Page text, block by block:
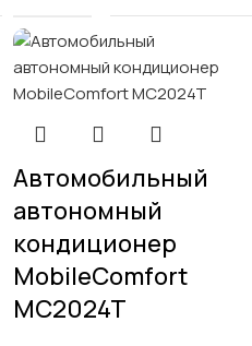
Автомобильный
автономный
кондиционер
MobileComfort
MC2024T